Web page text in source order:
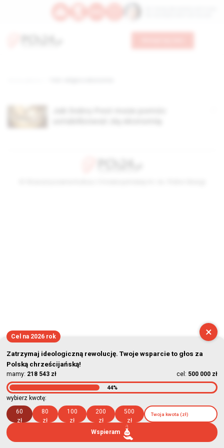
×
Cel na 2026 rok
Zatrzymaj ideologiczną rewolucję. Twoje wsparcie to głos za
Polską chrześcijańską!
mamy: 218 543 zł cel: 500 000 zł
44%
wybierz kwotę:
60
zł
80
zł
100
zł
200
zł
500
zł
Wspieram